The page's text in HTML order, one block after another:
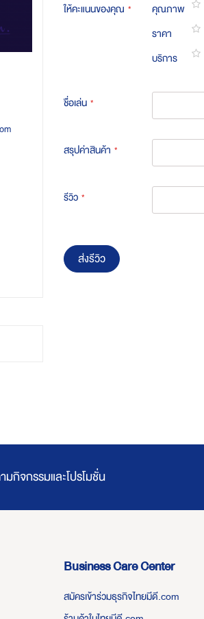
ให้คะแนนของคุณ คุณภาพ
12345
ราคา
12345
บริการ
ชื่อเล่น
สรุปค่าสินค้า
รีวิว
ส่งรีวิว
กิจกรรมและโปรโมชั่น
Business Care Center
สมัครเข้าร่วมธุรกิจไทยมีดี.com